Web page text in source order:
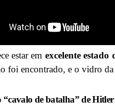
estar em excelente estado
foi encontrado, e o vidro
“cavalo de batalha” de Hitler